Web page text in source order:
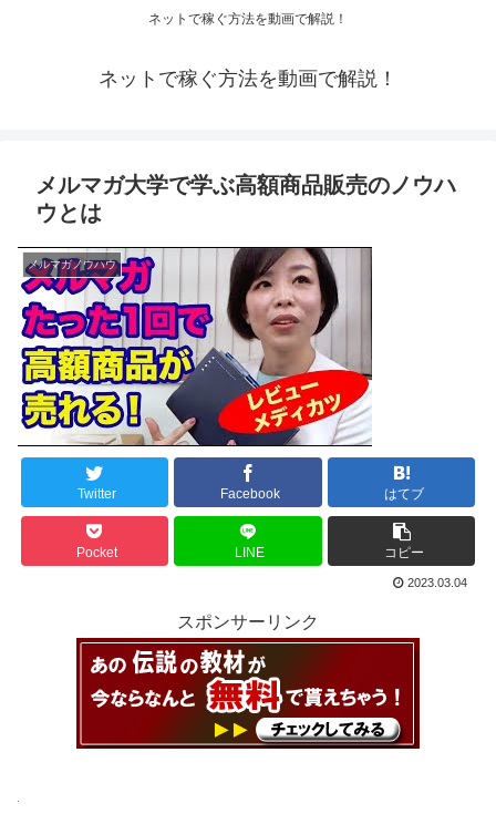
ネットで稼ぐ方法を動画で解説！
ネットで稼ぐ方法を動画で解説！
メルマガ大学で学ぶ高額商品販売のノウハ
ウとは
メルマガノウハウ
Twitter Facebook はてブ
Pocket LINE コピー
2023.03.04
スポンサーリンク